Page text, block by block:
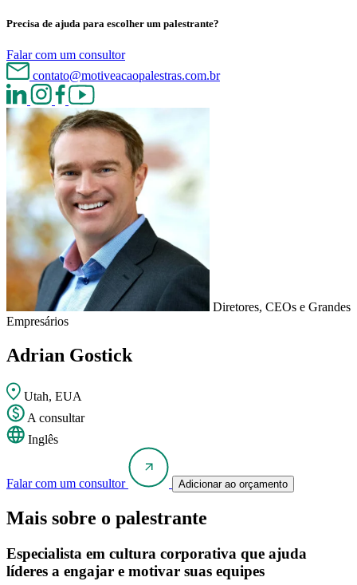
Precisa de ajuda para escolher um palestrante?
Falar com um consultor
contato@motiveacaopalestras.com.br
Diretores, CEOs e Grandes
Empresários
Adrian Gostick
Utah, EUA
A consultar
Inglês
Falar com um consultor Adicionar ao orçamento
Mais sobre o palestrante
Especialista em cultura corporativa que ajuda
líderes a engajar e motivar suas equipes